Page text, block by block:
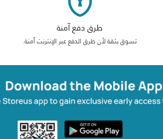
طرق دفع آمنة
تسوق بثقة لأن طرق الدفع عبر الإنترنت آمنة.